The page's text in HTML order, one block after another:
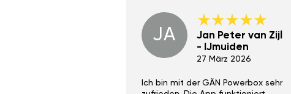
JA
Jan Peter van Zijl
- IJmuiden
27 März 2026
Ich bin mit der GÄN Powerbox sehr